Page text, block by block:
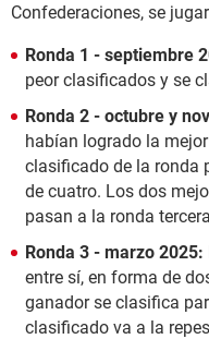
Confederaciones, se
Ronda 1 - septiembre
peor clasificados y se
Ronda 2 - octubre y
habían logrado la
clasificado de la ronda
de cuatro. Los dos
pasan a la ronda
Ronda 3 - marzo 2025:
entre sí, en forma de
ganador se clasifica
clasificado va a la